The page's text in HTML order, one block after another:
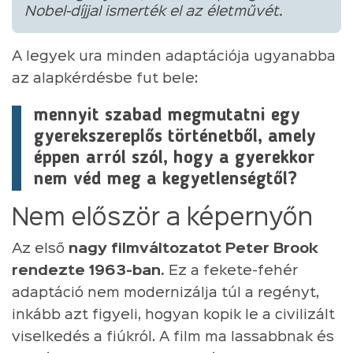
Nobel-díjjal ismerték el az életművét.
A legyek ura minden adaptációja ugyanabba
az alapkérdésbe fut bele:
mennyit szabad megmutatni egy
gyerekszereplős történetből, amely
éppen arról szól, hogy a gyerekkor
nem véd meg a kegyetlenségtől?
Nem először a képernyőn
Az első nagy filmváltozatot Peter Brook
rendezte 1963-ban. Ez a fekete-fehér
adaptáció nem modernizálja túl a regényt,
inkább azt figyeli, hogyan kopik le a civilizált
viselkedés a fiúkról. A film ma lassabbnak és